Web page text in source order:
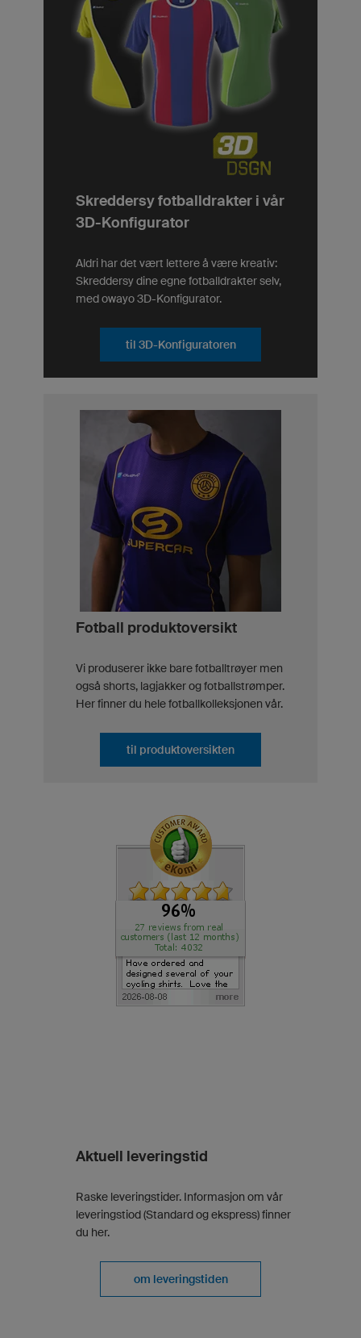
Skreddersy fotballdrakter i vår
3D-Konfigurator
Aldri har det vært lettere å være kreativ:
Skreddersy dine egne fotballdrakter selv,
med owayo 3D-Konfigurator.
til 3D-Konfiguratoren
Fotball produktoversikt
Vi produserer ikke bare fotballtrøyer men
også shorts, lagjakker og fotballstrømper.
Her finner du hele fotballkolleksjonen vår.
til produktoversikten
Aktuell leveringstid
Raske leveringstider. Informasjon om vår
leveringstiod (Standard og ekspress) finner
du her.
om leveringstiden